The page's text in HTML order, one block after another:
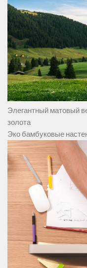
Элегантный матовый
золота
Эко бамбуковые